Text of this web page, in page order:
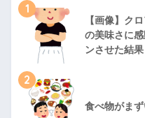
1
【画像】ク
の美味さに
ンさせた結果
2
食べ物がま